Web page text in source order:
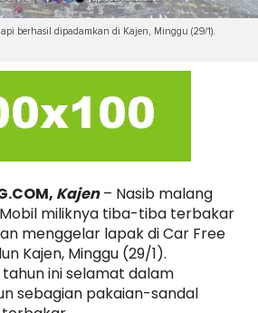
berhasil dipadamkan di Kajen, Minggu (29/1).
Kajen– Nasib malang
miliknya tiba-tiba terbakar
menggelar lapak di Car Free
Kajen, Minggu (29/1).
ini selamat dalam
sebagian pakaian-sandal